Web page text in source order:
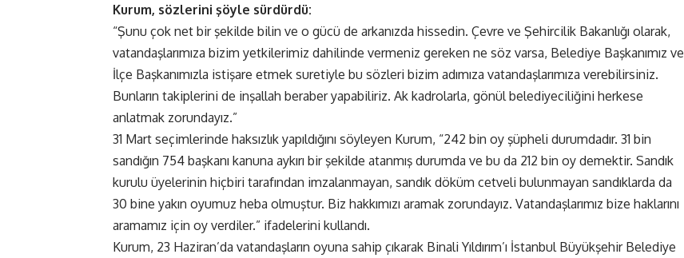
Kurum, sözlerini şöyle sürdürdü:
“Şunu çok net bir şekilde bilin ve o gücü de arkanızda hissedin. Çevre ve Şehircilik Bakanlığı olarak,
vatandaşlarımıza bizim yetkilerimiz dahilinde vermeniz gereken ne söz varsa, Belediye Başkanımız ve
İlçe Başkanımızla istişare etmek suretiyle bu sözleri bizim adımıza vatandaşlarımıza verebilirsiniz.
Bunların takiplerini de inşallah beraber yapabiliriz. Ak kadrolarla, gönül belediyeciliğini herkese
anlatmak zorundayız.”
31 Mart seçimlerinde haksızlık yapıldığını söyleyen Kurum, “242 bin oy şüpheli durumdadır. 31 bin
sandığın 754 başkanı kanuna aykırı bir şekilde atanmış durumda ve bu da 212 bin oy demektir. Sandık
kurulu üyelerinin hiçbiri tarafından imzalanmayan, sandık döküm cetveli bulunmayan sandıklarda da
30 bine yakın oyumuz heba olmuştur. Biz hakkımızı aramak zorundayız. Vatandaşlarımız bize haklarını
aramamız için oy verdiler.” ifadelerini kullandı.
Kurum, 23 Haziran’da vatandaşların oyuna sahip çıkarak Binali Yıldırım’ı İstanbul Büyükşehir Belediye